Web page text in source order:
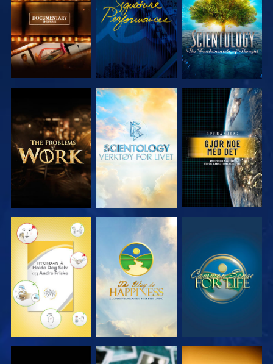
SERIEN
SERIEN
UTFORSK
SERIEN
UTFORSK
SERIEN
SE
SE SE SE